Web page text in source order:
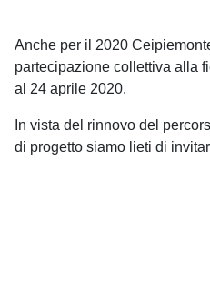
Anche per il 2020
partecipazione collettiva alla
al 24 aprile 2020.
In vista del rinnovo del
di progetto siamo lieti di